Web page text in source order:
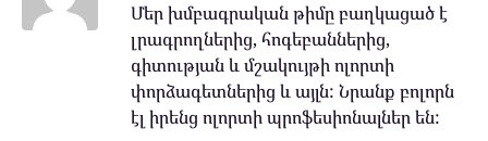
Մեր խմբագրական թիմը բաղկացած է
լրագրողներից, հոգեբաններից,
գիտության և մշակույթի ոլորտի
փորձագետներից և այլն: Նրանք բոլորն
էլ իրենց ոլորտի պրոֆեսիոնալներ են: